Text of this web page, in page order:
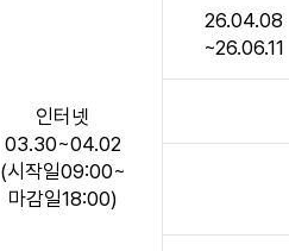
인터넷
03.30~04.02
(시작일09:00~
마감일18:00)
26.04.08
~26.06.11